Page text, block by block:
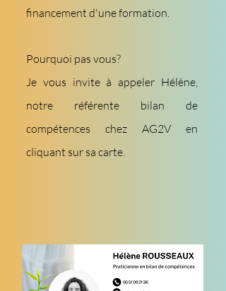
financement d'une formation.
Pourquoi pas vous?
Je vous invite à appeler Hélène,
notre référente bilan de
compétences chez AG2V en
cliquant sur sa carte.